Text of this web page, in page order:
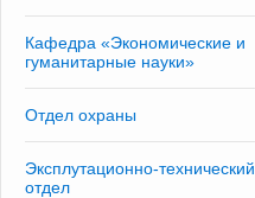
Кафедра «Экономические и
гуманитарные науки»
Отдел охраны
Эксплутационно-технический
отдел